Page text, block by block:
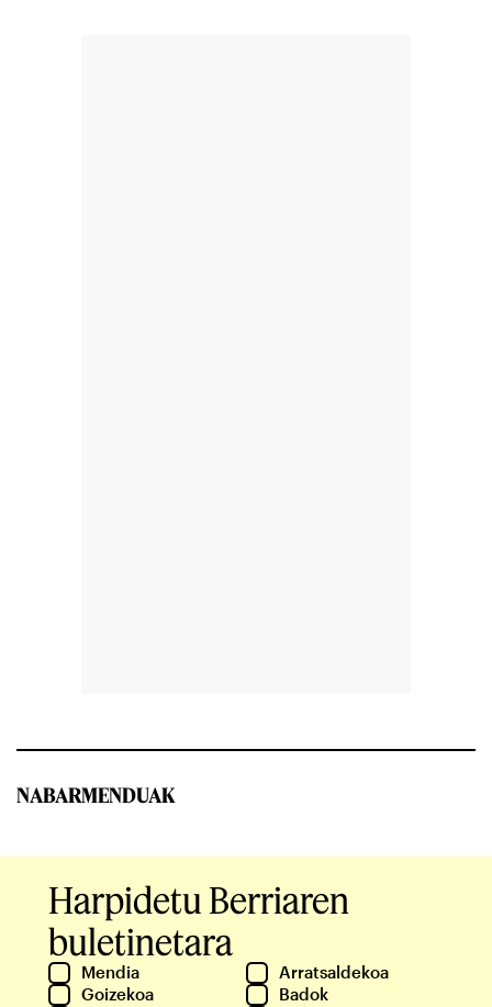
NABARMENDUAK
Harpidetu Berriaren
buletinetara
Mendia
Arratsaldekoa
Goizekoa
Badok